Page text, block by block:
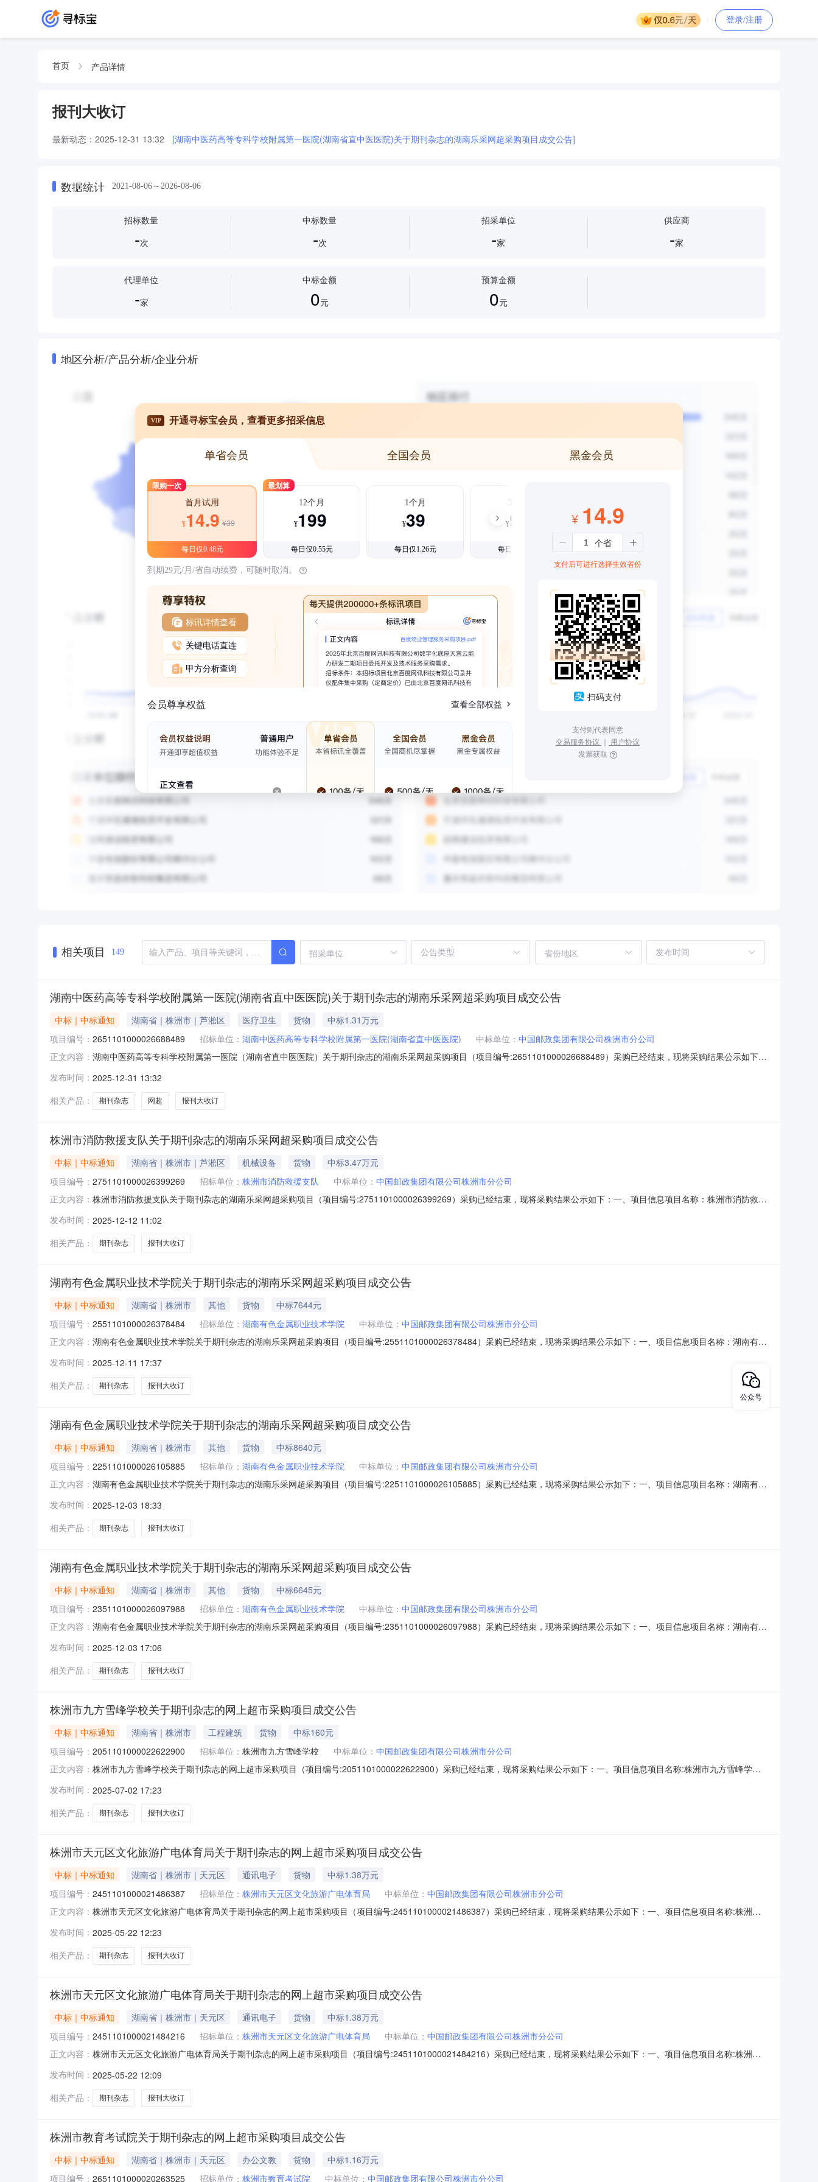
登录/注册
首页 产品详情
报刊大收订
最新动态： 2025-12-31 13:32 [湖南中医药高等专科学校附属第一医院(湖南省直中医医院)关于期刊杂志的湖南乐采网超采购项目成交公告]
数据统计 2021-08-06～2026-08-06
招标数量
-次
中标数量
-次
招采单位
-家
供应商
-家
代理单位
-家
中标金额
0元
预算金额
0元
地区分析/产品分析/企业分析
VIP 开通寻标宝会员，查看更多招采信息
单省会员 全国会员 黑金会员
限购一次
首月试用
¥14.9 ¥39
每日仅0.48元
最划算
12个月
¥199
每日仅0.55元
1个月
¥39
每日仅1.26元
3个月
¥99
每日仅1.08元
到期29元/月/省自动续费，可随时取消。
标讯详情查看
关键电话直连
甲方分析查询
会员尊享权益 查看全部权益
¥ 14.9
支付后可进行选择生效省份
扫码支付
支付则代表同意
交易服务协议 ｜ 用户协议
发票获取
相关项目 149 招采单位 省份地区
湖南中医药高等专科学校附属第一医院(湖南省直中医医院)关于期刊杂志的湖南乐采网超采购项目成交公告
中标｜中标通知 湖南省｜株洲市｜芦淞区 医疗卫生 货物
中标1.31万元
项目编号： 2651101000026688489 招标单位： 湖南中医药高等专科学校附属第一医院(湖南省直中医医院) 中标单位： 中国邮政集团有限公司株洲市分公司
正文内容： 湖南中医药高等专科学校附属第一医院（湖南省直中医医院）关于期刊杂志的湖南乐采网超采购项目（项目编号:2651101000026688489）采购已经结束，现将采购结果公示如下：
编码：439900项目所在行政区划名称：湖南省本级报价起止时间：-二、采购单位信息采购单位名称：湖南中医药高等专科学校附属第一医院（湖南省直中医医院）采购单位地址：
湖南省
发布时间： 2025-12-31 13:32
相关产品：
期刊杂志 网超 报刊大收订
株洲市消防救援支队关于期刊杂志的湖南乐采网超采购项目成交公告
中标｜中标通知 湖南省｜株洲市｜芦淞区 机械设备 货物
中标3.47万元
项目编号： 2751101000026399269 招标单位： 株洲市消防救援支队 中标单位： 中国邮政集团有限公司株洲市分公司
正文内容： 株洲市消防救援支队关于期刊杂志的湖南乐采网超采购项目（项目编号:2751101000026399269）采购已经结束，现将采购结果公示如下：一、项目信息项目名称：株洲市消防救援
信息采购单位名称：株洲市消防救援支队采购单位地址：株洲市芦淞区太子路519号采购单位统一社会信用代码或组织机构代码：006727008采购单位预算编码：206001
发布时间： 2025-12-12 11:02
相关产品：
期刊杂志 报刊大收订
湖南有色金属职业技术学院关于期刊杂志的湖南乐采网超采购项目成交公告
中标｜中标通知 湖南省｜株洲市 其他 货物
中标7644元
项目编号： 2551101000026378484 招标单位： 湖南有色金属职业技术学院 中标单位： 中国邮政集团有限公司株洲市分公司
正文内容： 湖南有色金属职业技术学院关于期刊杂志的湖南乐采网超采购项目（项目编号:2551101000026378484）采购已经结束，现将采购结果公示如下：一、项目信息项目名称：湖南有色
二、采购单位信息采购单位名称：湖南有色金属职业技术学院采购单位地址：株洲云龙示范区盘龙路88号采购单位统一社会信用代码或组织机构代码：580929755采购单位预算
发布时间： 2025-12-11 17:37
相关产品：
期刊杂志 报刊大收订
湖南有色金属职业技术学院关于期刊杂志的湖南乐采网超采购项目成交公告
中标｜中标通知 湖南省｜株洲市 其他 货物
中标8640元
项目编号： 2251101000026105885 招标单位： 湖南有色金属职业技术学院 中标单位： 中国邮政集团有限公司株洲市分公司
正文内容： 湖南有色金属职业技术学院关于期刊杂志的湖南乐采网超采购项目（项目编号:2251101000026105885）采购已经结束，现将采购结果公示如下：一、项目信息项目名称：湖南有色
二、采购单位信息采购单位名称：湖南有色金属职业技术学院采购单位地址：株洲云龙示范区盘龙路88号采购单位统一社会信用代码或组织机构代码：580929755采购单位预算
发布时间： 2025-12-03 18:33
相关产品：
期刊杂志 报刊大收订
湖南有色金属职业技术学院关于期刊杂志的湖南乐采网超采购项目成交公告
中标｜中标通知 湖南省｜株洲市 其他 货物
中标6645元
项目编号： 2351101000026097988 招标单位： 湖南有色金属职业技术学院 中标单位： 中国邮政集团有限公司株洲市分公司
正文内容： 湖南有色金属职业技术学院关于期刊杂志的湖南乐采网超采购项目（项目编号:2351101000026097988）采购已经结束，现将采购结果公示如下：一、项目信息项目名称：湖南有色
二、采购单位信息采购单位名称：湖南有色金属职业技术学院采购单位地址：株洲云龙示范区盘龙路88号采购单位统一社会信用代码或组织机构代码：580929755采购单位预算
发布时间： 2025-12-03 17:06
相关产品：
期刊杂志 报刊大收订
株洲市九方雪峰学校关于期刊杂志的网上超市采购项目成交公告
中标｜中标通知 湖南省｜株洲市 工程建筑 货物
中标160元
项目编号： 2051101000022622900 招标单位： 株洲市九方雪峰学校 中标单位： 中国邮政集团有限公司株洲市分公司
正文内容： 株洲市九方雪峰学校关于期刊杂志的网上超市采购项目（项目编号:2051101000022622900）采购已经结束，现将采购结果公示如下：一、项目信息项目名称:株洲市九方雪峰学校
株洲市石峰区报价起止时间:-二、采购单位信息采购单位名称:株洲市九方雪峰学校采购单位地址:石峰区雪峰山1号采购单位联系人和联系方式:张玖金:15200479
发布时间： 2025-07-02 17:23
相关产品：
期刊杂志 报刊大收订
株洲市天元区文化旅游广电体育局关于期刊杂志的网上超市采购项目成交公告
中标｜中标通知 湖南省｜株洲市｜天元区 通讯电子 货物
中标1.38万元
项目编号： 2451101000021486387 招标单位： 株洲市天元区文化旅游广电体育局 中标单位： 中国邮政集团有限公司株洲市分公司
正文内容： 株洲市天元区文化旅游广电体育局关于期刊杂志的网上超市采购项目（项目编号:2451101000021486387）采购已经结束，现将采购结果公示如下：一、项目信息项目名称:株洲市
所在行政区划名称:湖南省株洲市天元区报价起止时间:-二、采购单位信息采购单位名称:株洲市天元区文化旅游广电体育局采购单位地址:株洲市天元区株洲大道北一号天元区
发布时间： 2025-05-22 12:23
相关产品：
期刊杂志 报刊大收订
株洲市天元区文化旅游广电体育局关于期刊杂志的网上超市采购项目成交公告
中标｜中标通知 湖南省｜株洲市｜天元区 通讯电子 货物
中标1.38万元
项目编号： 2451101000021484216 招标单位： 株洲市天元区文化旅游广电体育局 中标单位： 中国邮政集团有限公司株洲市分公司
正文内容： 株洲市天元区文化旅游广电体育局关于期刊杂志的网上超市采购项目（项目编号:2451101000021484216）采购已经结束，现将采购结果公示如下：一、项目信息项目名称:株洲市
所在行政区划名称:湖南省株洲市天元区报价起止时间:-二、采购单位信息采购单位名称:株洲市天元区文化旅游广电体育局采购单位地址:株洲市天元区株洲大道北一号天元区
发布时间： 2025-05-22 12:09
相关产品：
期刊杂志 报刊大收订
株洲市教育考试院关于期刊杂志的网上超市采购项目成交公告
中标｜中标通知 湖南省｜株洲市｜天元区 办公文教 货物
中标1.16万元
项目编号： 2651101000020263525 招标单位： 株洲市教育考试院 中标单位： 中国邮政集团有限公司株洲市分公司
公众号